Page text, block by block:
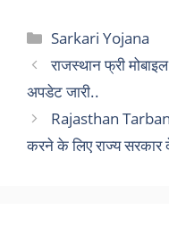
Categories
Sarkari Yojana
राजस्थान फ्री
अपडेट जारी..
Rajasthan
करने के लिए राज्य